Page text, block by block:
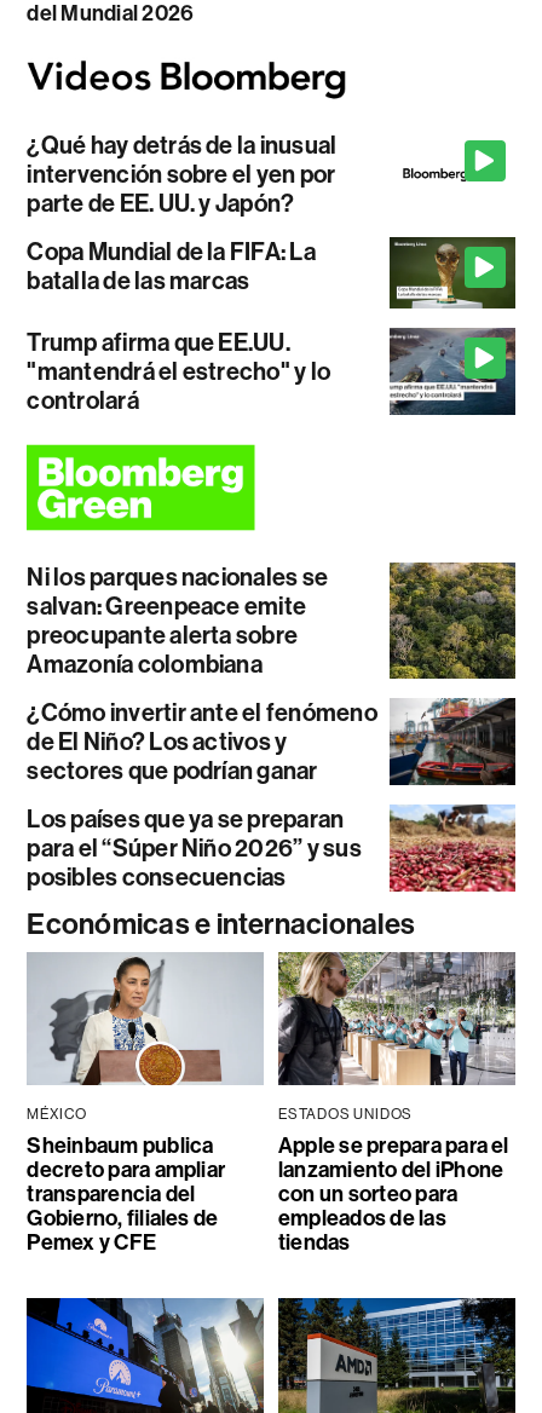
del Mundial 2026
¿Qué hay detrás de la inusual
intervención sobre el yen por
parte de EE. UU. y Japón?
Copa Mundial de la FIFA: La
batalla de las marcas
Trump afirma que EE.UU.
"mantendrá el estrecho" y lo
controlará
Ni los parques nacionales se
salvan: Greenpeace emite
preocupante alerta sobre
Amazonía colombiana
¿Cómo invertir ante el fenómeno
de El Niño? Los activos y
sectores que podrían ganar
Los países que ya se preparan
para el “Súper Niño 2026” y sus
posibles consecuencias
Económicas e internacionales
MÉXICO
Sheinbaum publica
decreto para ampliar
transparencia del
Gobierno, filiales de
Pemex y CFE
ESTADOS UNIDOS
Apple se prepara para el
lanzamiento del iPhone
con un sorteo para
empleados de las
tiendas